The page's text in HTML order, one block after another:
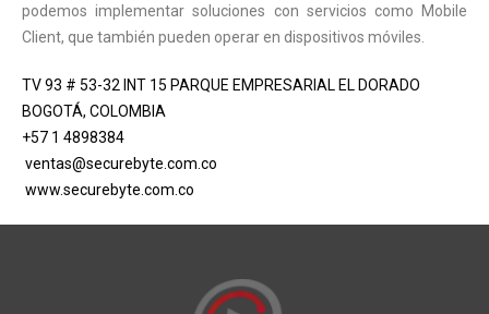
podemos implementar soluciones con servicios como Mobile
Client, que también pueden operar en dispositivos móviles.
TV 93 # 53-32 INT 15 PARQUE EMPRESARIAL EL DORADO
BOGOTÁ, COLOMBIA
+57 1 4898384
ventas@securebyte.com.co
www.securebyte.com.co